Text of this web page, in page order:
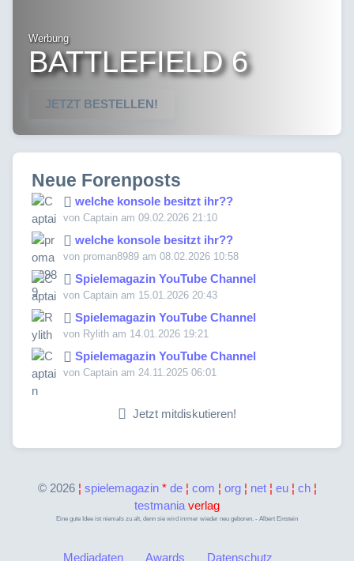
Werbung
BATTLEFIELD 6
JETZT BESTELLEN!
Neue Forenposts
welche konsole besitzt ihr??
von Captain am 09.02.2026 21:10
welche konsole besitzt ihr??
von proman8989 am 08.02.2026 10:58
Spielemagazin YouTube Channel
von Captain am 15.01.2026 20:43
Spielemagazin YouTube Channel
von Rylith am 14.01.2026 19:21
Spielemagazin YouTube Channel
von Captain am 24.11.2025 06:01
Jetzt mitdiskutieren!
© 2026 ¦ spielemagazin* de ¦ com ¦ org ¦ net ¦ eu ¦ ch ¦
testmaniaverlag
Eine gute Idee ist niemals zu alt, denn sie wird immer wieder neu geboren. - Albert Einstein
Mediadaten Awards Datenschutz